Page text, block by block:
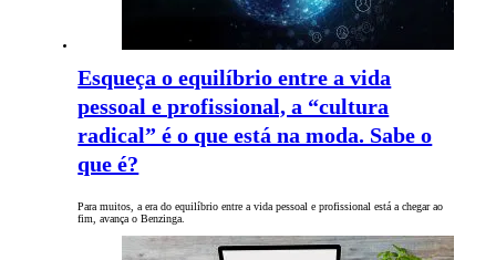
Esqueça o equilíbrio entre a vida
pessoal e profissional, a “cultura
radical” é o que está na moda. Sabe o
que é?
Para muitos, a era do equilíbrio entre a vida pessoal e profissional está a chegar ao
fim, avança o Benzinga.